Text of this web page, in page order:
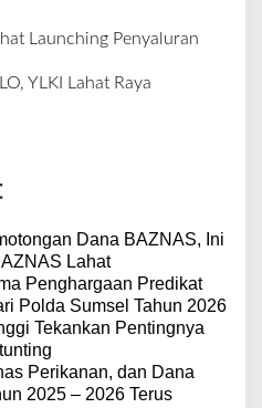
Launching Penyaluran
YLKI Lahat Raya
Dana BAZNAS, Ini
Lahat
Penghargaan Predikat
Polda Sumsel Tahun 2026
Tekankan Pentingnya
Perikanan, dan Dana
2025 – 2026 Terus